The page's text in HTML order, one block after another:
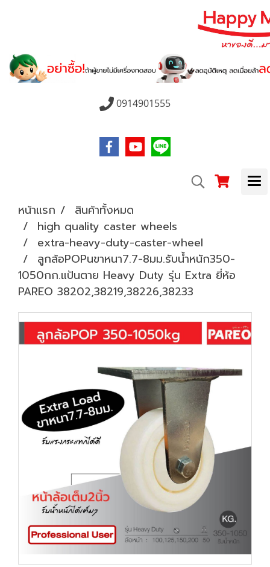
0914901555
หน้าแรก
สินค้าทั้งหมด
high quality caster wheels
extra-heavy-duty-caster-wheel
ลูกล้อPOPนขาหนา7.7-8มม.รับน้ำหนัก350-
1050กก.แป้นตาย Heavy Duty รุ่น Extra ยี่ห้อ
PAREO 38202,38219,38226,38233